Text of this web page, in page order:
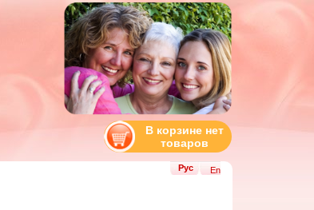
В корзине нет
товаров
Рус En